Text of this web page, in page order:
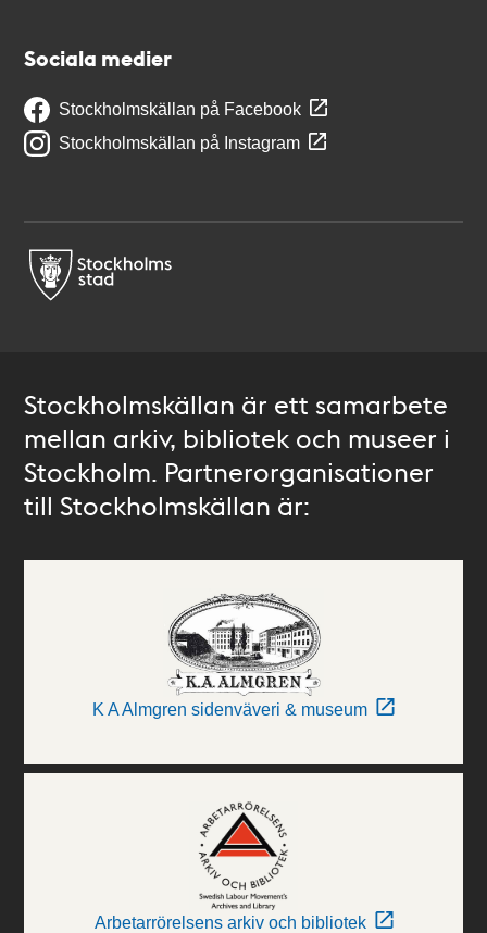
Sociala medier
Stockholmskällan på Facebook
Stockholmskällan på Instagram
Stockholmskällan är ett samarbete
mellan arkiv, bibliotek och museer i
Stockholm. Partnerorganisationer
till Stockholmskällan är:
K A Almgren sidenväveri & museum
Arbetarrörelsens arkiv och bibliotek